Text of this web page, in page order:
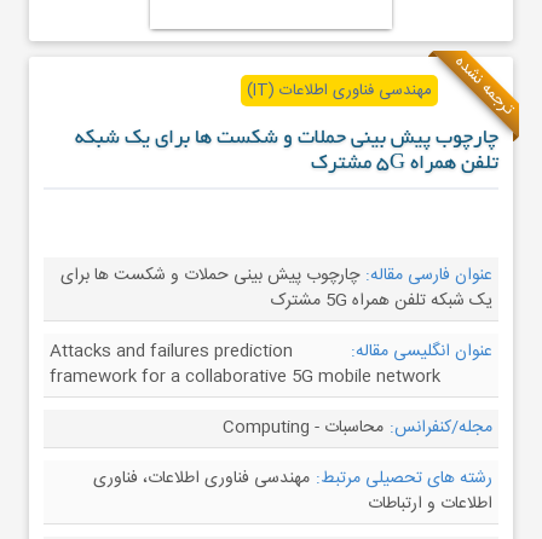
ترجمه نشده مهندسی فناوری اطلاعات (IT)
چارچوب پیش بینی حملات و شکست ها برای یک شبکه
تلفن همراه 5G مشترک
عنوان فارسی مقاله: چارچوب پیش بینی حملات و شکست ها برای
یک شبکه تلفن همراه 5G مشترک
عنوان انگلیسی مقاله:
Attacks and failures prediction
framework for a collaborative 5G mobile network
مجله/کنفرانس: محاسبات - Computing
رشته های تحصیلی مرتبط: مهندسی فناوری اطلاعات، فناوری
اطلاعات و ارتباطات